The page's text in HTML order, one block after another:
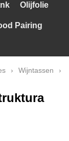
Olijfolie
Pairing
› Wijntassen
›